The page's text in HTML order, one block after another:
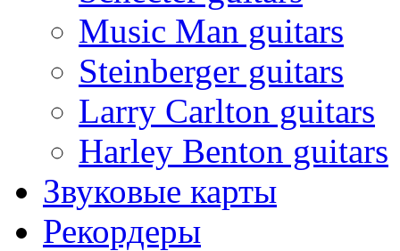
Music Man guitars
Steinberger guitars
Larry Carlton guitars
Harley Benton guitars
Звуковые карты
Рекордеры